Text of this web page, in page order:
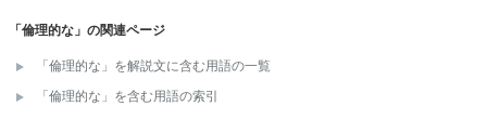
「倫理的な」の関連ページ
「倫理的な」を解説文に含む用語の一覧
「倫理的な」を含む用語の索引